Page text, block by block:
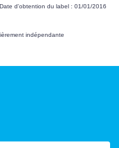
d'obtention du label : 01/01/2016
indépendante